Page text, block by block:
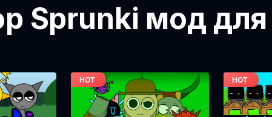
Sprunki мод